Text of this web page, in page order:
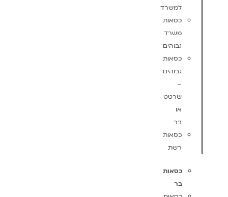
למשרד
כסאות
משרד
גבוהים
כסאות
גבוהים
–
שרטט
או
בר
כסאות
רשת
כסאות
בר